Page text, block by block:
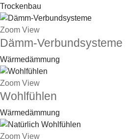
Trockenbau
Zoom View
Dämm-Verbundsysteme
Wärmedämmung
Zoom View
Wohlfühlen
Wärmedämmung
Zoom View